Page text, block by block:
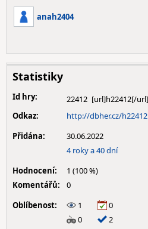
anah2404
Statistiky
Id hry:
22412
Odkaz:
http://dbher.cz/h22412
Přidána:
30.06.2022
4 roky a 40 dní
Hodnocení:
1 (100 %)
Komentářů:
0
Oblíbenost:
1
0
0
2